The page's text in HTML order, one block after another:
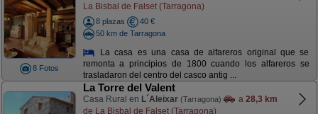
8 Fotos
La Bisbal de Falset (Tarragona)
8 plazas
40 €
50 km de Tarragona
La casa es una casa de alfareros original que se
remonta a principios de 1800 cuando los alfareros se
trasladaron del centro del casco antig ...
La Torre del Valent
Casa Rural en L´Aleixar (Tarragona) a 28,3 km
de La Bisbal de Falset (Tarragona)